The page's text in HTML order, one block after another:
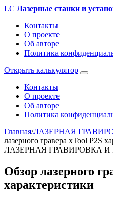
LC Лазерные станки и
Контакты
О проекте
Об авторе
Политика
Открыть калькулятор
Контакты
О проекте
Об авторе
Политика
Главная/ЛАЗЕРНАЯ
лазерного гравера xTool P2S
ЛАЗЕРНАЯ ГРАВИРОВКА И
Обзор лазерного
характеристики